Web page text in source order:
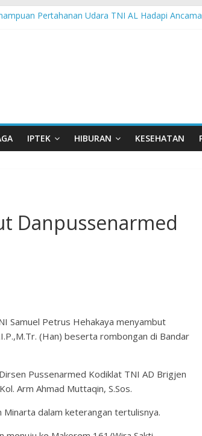
Pertahanan Udara TNI AL Hadapi
Pedoman Bangun Desa Desa, Tak Sekadar
Lomba Meriahkan HUT ke-81 RI
IPTEK HIBURAN KESEHATAN
Danpussenarmed
Samuel Petrus Hehakaya menyambut
(Han) beserta rombongan di Bandar
Pussenarmed Kodiklat TNI AD Brigjen
Arm Ahmad Muttaqin, S.Sos.
dalam keterangan tertulisnya.